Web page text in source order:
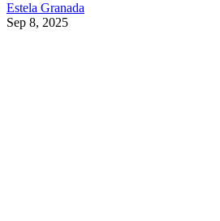
Estela Granada
Sep 8, 2025